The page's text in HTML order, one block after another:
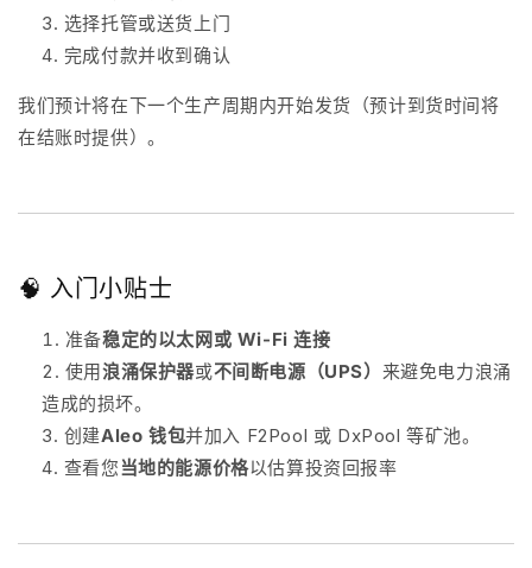
选择托管或送货上门
完成付款并收到确认
我们预计将在下一个生产周期内开始发货（预计到货时间将
在结账时提供）。
🧠 入门小贴士
准备稳定的以太网或 Wi-Fi 连接
使用浪涌保护器或不间断电源（UPS） 来避免电力浪涌
造成的损坏。
创建Aleo 钱包并加入 F2Pool 或 DxPool 等矿池。
查看您当地的能源价格以估算投资回报率